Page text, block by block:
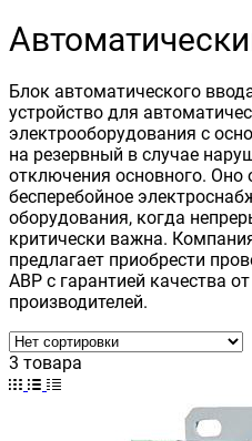
Блок автоматического
устройство для
электрооборудования с
на резервный в случае
отключения основного. Оно
бесперебойное
оборудования, когда
критически важна.
предлагает приобрести
АВР с гарантией качества
производителей.
3 товара